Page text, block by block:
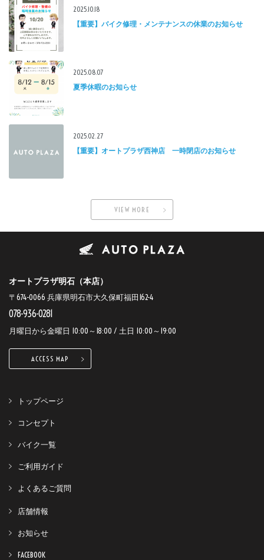
2025.10.18
【重要】バイク修理・メンテナンスの休業のお知らせ
2025.08.07
夏季休暇のお知らせ
2025.02.27
【重要】オートプラザ西神店 一時閉店のお知らせ
VIEW MORE
オートプラザ明石（本店）
〒674-0066 兵庫県明石市大久保町福田162-4
078-936-0281
月曜日から金曜日 10:00～18:00 / 土日 10:00～19:00
ACCESS MAP
トップページ
コンセプト
バイク一覧
ご利用ガイド
よくあるご質問
店舗情報
お知らせ
FACEBOOK